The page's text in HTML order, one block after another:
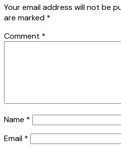
Your email address will not be
are marked *
Comment *
Name *
Email *